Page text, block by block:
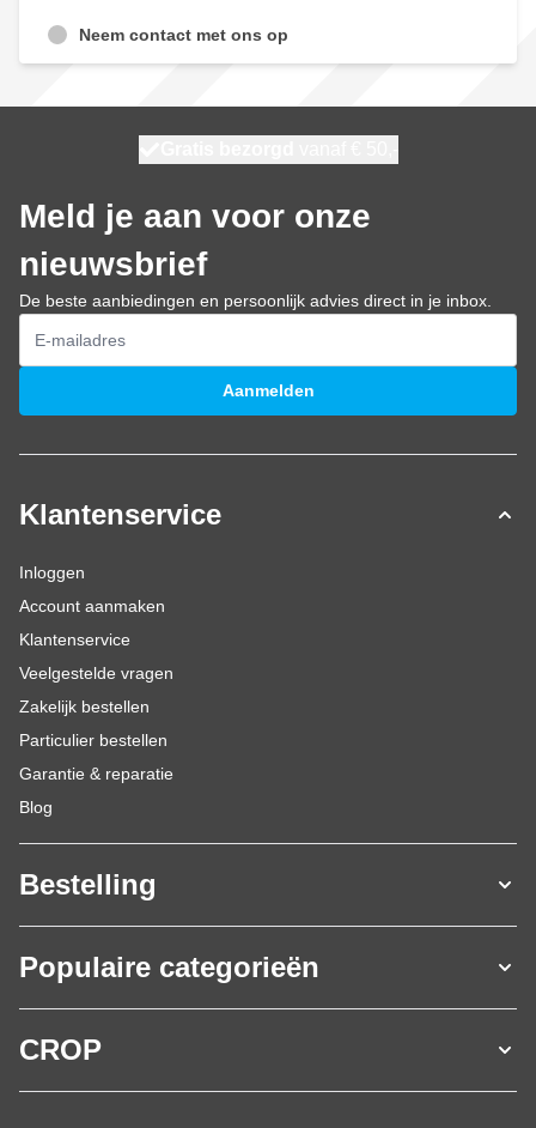
Neem contact met ons op
Meld je aan voor onze
nieuwsbrief
De beste aanbiedingen en persoonlijk advies direct in je inbox.
E-mailadres
Aanmelden
Klantenservice
Inloggen
Account aanmaken
Klantenservice
Veelgestelde vragen
Zakelijk bestellen
Particulier bestellen
Garantie & reparatie
Blog
Bestelling
Populaire categorieën
CROP